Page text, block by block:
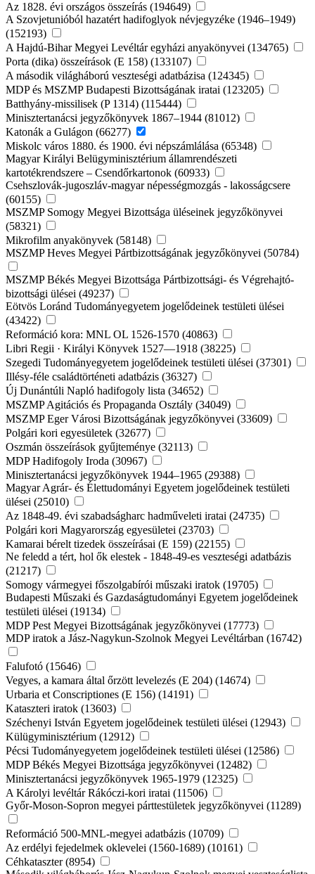
Az 1828. évi országos összeírás (194649)
A Szovjetunióból hazatért hadifoglyok névjegyzéke (1946–1949)
(152193)
A Hajdú-Bihar Megyei Levéltár egyházi anyakönyvei (134765)
Porta (dika) összeírások (E 158) (133107)
A második világháború veszteségi adatbázisa (124345)
MDP és MSZMP Budapesti Bizottságának iratai (123205)
Batthyány-missilisek (P 1314) (115444)
Minisztertanácsi jegyzőkönyvek 1867–1944 (81012)
Katonák a Gulágon (66277)
Miskolc város 1880. és 1900. évi népszámlálása (65348)
Magyar Királyi Belügyminisztérium államrendészeti
kartotékrendszere – Csendőrkartonok (60933)
Csehszlovák-jugoszláv-magyar népességmozgás - lakosságcsere
(60155)
MSZMP Somogy Megyei Bizottsága üléseinek jegyzőkönyvei
(58321)
Mikrofilm anyakönyvek (58148)
MSZMP Heves Megyei Pártbizottságának jegyzőkönyvei (50784)
MSZMP Békés Megyei Bizottsága Pártbizottsági- és Végrehajtó-
bizottsági ülései (49237)
Eötvös Loránd Tudományegyetem jogelődeinek testületi ülései
(43422)
Reformáció kora: MNL OL 1526-1570 (40863)
Libri Regii · Királyi Könyvek 1527—1918 (38225)
Szegedi Tudományegyetem jogelődeinek testületi ülései (37301)
Illésy-féle családtörténeti adatbázis (36327)
Új Dunántúli Napló hadifogoly lista (34652)
MSZMP Agitációs és Propaganda Osztály (34049)
MSZMP Eger Városi Bizottságának jegyzőkönyvei (33609)
Polgári kori egyesületek (32677)
Oszmán összeírások gyűjteménye (32113)
MDP Hadifogoly Iroda (30967)
Minisztertanácsi jegyzőkönyvek 1944–1965 (29388)
Magyar Agrár- és Élettudományi Egyetem jogelődeinek testületi
ülései (25010)
Az 1848-49. évi szabadságharc hadműveleti iratai (24735)
Polgári kori Magyarország egyesületei (23703)
Kamarai bérelt tizedek összeírásai (E 159) (22155)
Ne feledd a tért, hol ők elestek - 1848-49-es veszteségi adatbázis
(21217)
Somogy vármegyei főszolgabírói műszaki iratok (19705)
Budapesti Műszaki és Gazdaságtudományi Egyetem jogelődeinek
testületi ülései (19134)
MDP Pest Megyei Bizottságának jegyzőkönyvei (17773)
MDP iratok a Jász-Nagykun-Szolnok Megyei Levéltárban (16742)
Falufotó (15646)
Vegyes, a kamara által őrzött levelezés (E 204) (14674)
Urbaria et Conscriptiones (E 156) (14191)
Kataszteri iratok (13603)
Széchenyi István Egyetem jogelődeinek testületi ülései (12943)
Külügyminisztérium (12912)
Pécsi Tudományegyetem jogelődeinek testületi ülései (12586)
MDP Békés Megyei Bizottsága jegyzőkönyvei (12482)
Minisztertanácsi jegyzőkönyvek 1965-1979 (12325)
A Károlyi levéltár Rákóczi-kori iratai (11506)
Győr-Moson-Sopron megyei párttestületek jegyzőkönyvei (11289)
Reformáció 500-MNL-megyei adatbázis (10709)
Az erdélyi fejedelmek oklevelei (1560-1689) (10161)
Céhkataszter (8954)